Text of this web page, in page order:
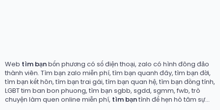
Web tìm bạnbốn phương có số điện thoại, zalo có hình đông đảo
thành viên. Tìm bạn zalo miễn phí, tìm bạn quanh đây, tìm bạn đời,
tìm bạn kết hôn, tìm bạn trai gái, tìm bạn quan hệ, tìm bạn đồng tính,
LGBT tim ban bon phuong, tìm bạn sgbb, sgdd, sgmm, fwb, trò
chuyện làm quen online miễn phí, tìm bạntình để hẹn hò tâm sự...